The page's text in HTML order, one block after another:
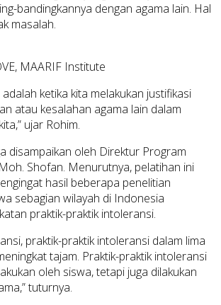
bandingkannya dengan agama lain. Hal
masalah.
MAARIF Institute
ketika kita melakukan justifikasi
atau kesalahan agama lain dalam
ujar Rohim.
disampaikan oleh Direktur Program
Shofan. Menurutnya, pelatihan ini
hasil beberapa penelitian
sebagian wilayah di Indonesia
praktik-praktik intoleransi.
praktik-praktik intoleransi dalam lima
tajam. Praktik-praktik intoleransi
oleh siswa, tetapi juga dilakukan
tuturnya.